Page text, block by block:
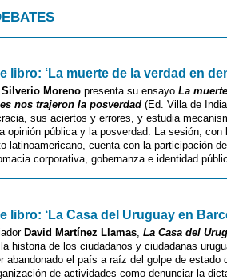
libro: ‘La muerte de la verdad en
Moreno presenta su ensayo La
nos trajeron la posverdad (Ed. Villa de
sus aciertos y errores, y estudia
opinión pública y la posverdad. La sesión, con
latinoamericano, cuenta con la participación de
corporativa, gobernanza e identidad
libro: ‘La Casa del Uruguay en
David Martínez Llamas, La Casa del
historia de los ciudadanos y ciudadanas
abandonado el país a raíz del golpe de estado
de actividades como denunciar la